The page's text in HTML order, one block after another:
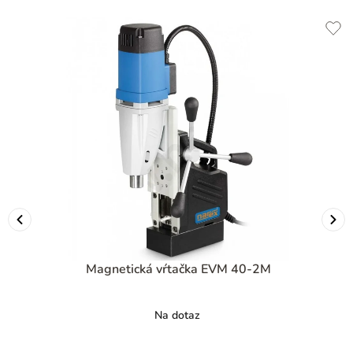
Magnetická vŕtačka EVM 40-2M
Na dotaz